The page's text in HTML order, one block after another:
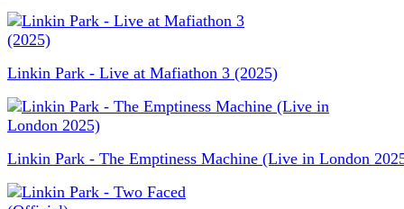
Linkin Park - Live at Mafiathon 3 (2025)
Linkin Park - The Emptiness Machine (Live in London